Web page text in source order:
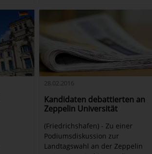
28.02.2016
Kandidaten debattierten an
Zeppelin Universität
(Friedrichshafen) - Zu einer
Podiumsdiskussion zur
Landtagswahl an der Zeppelin